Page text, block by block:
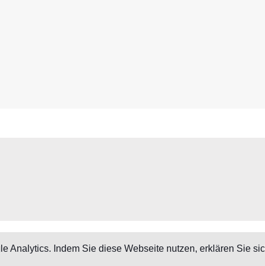
Analytics. Indem Sie diese Webseite nutzen, erklären Sie